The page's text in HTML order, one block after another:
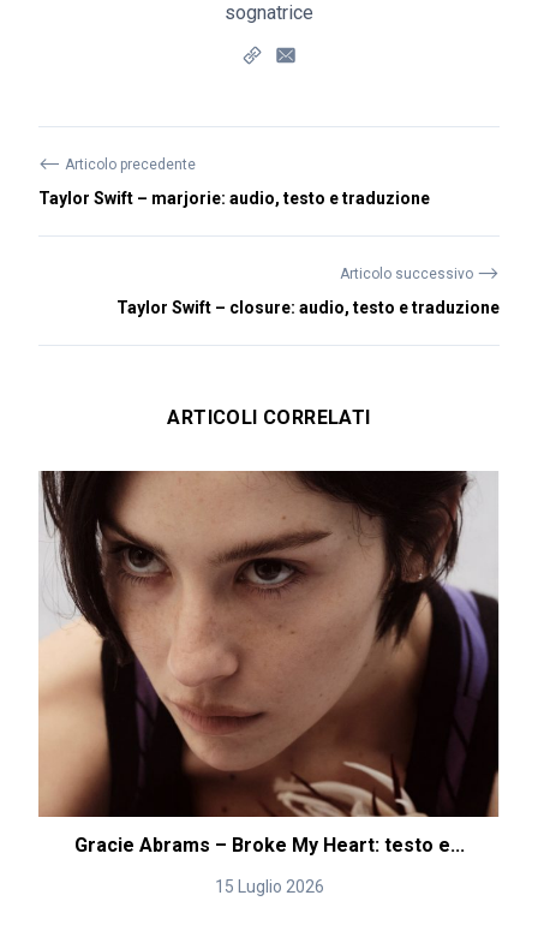
sognatrice
⟵ Articolo precedente
Taylor Swift – marjorie: audio, testo e traduzione
Articolo successivo ⟶
Taylor Swift – closure: audio, testo e traduzione
ARTICOLI CORRELATI
Gracie Abrams – Broke My Heart: testo e...
15 Luglio 2026